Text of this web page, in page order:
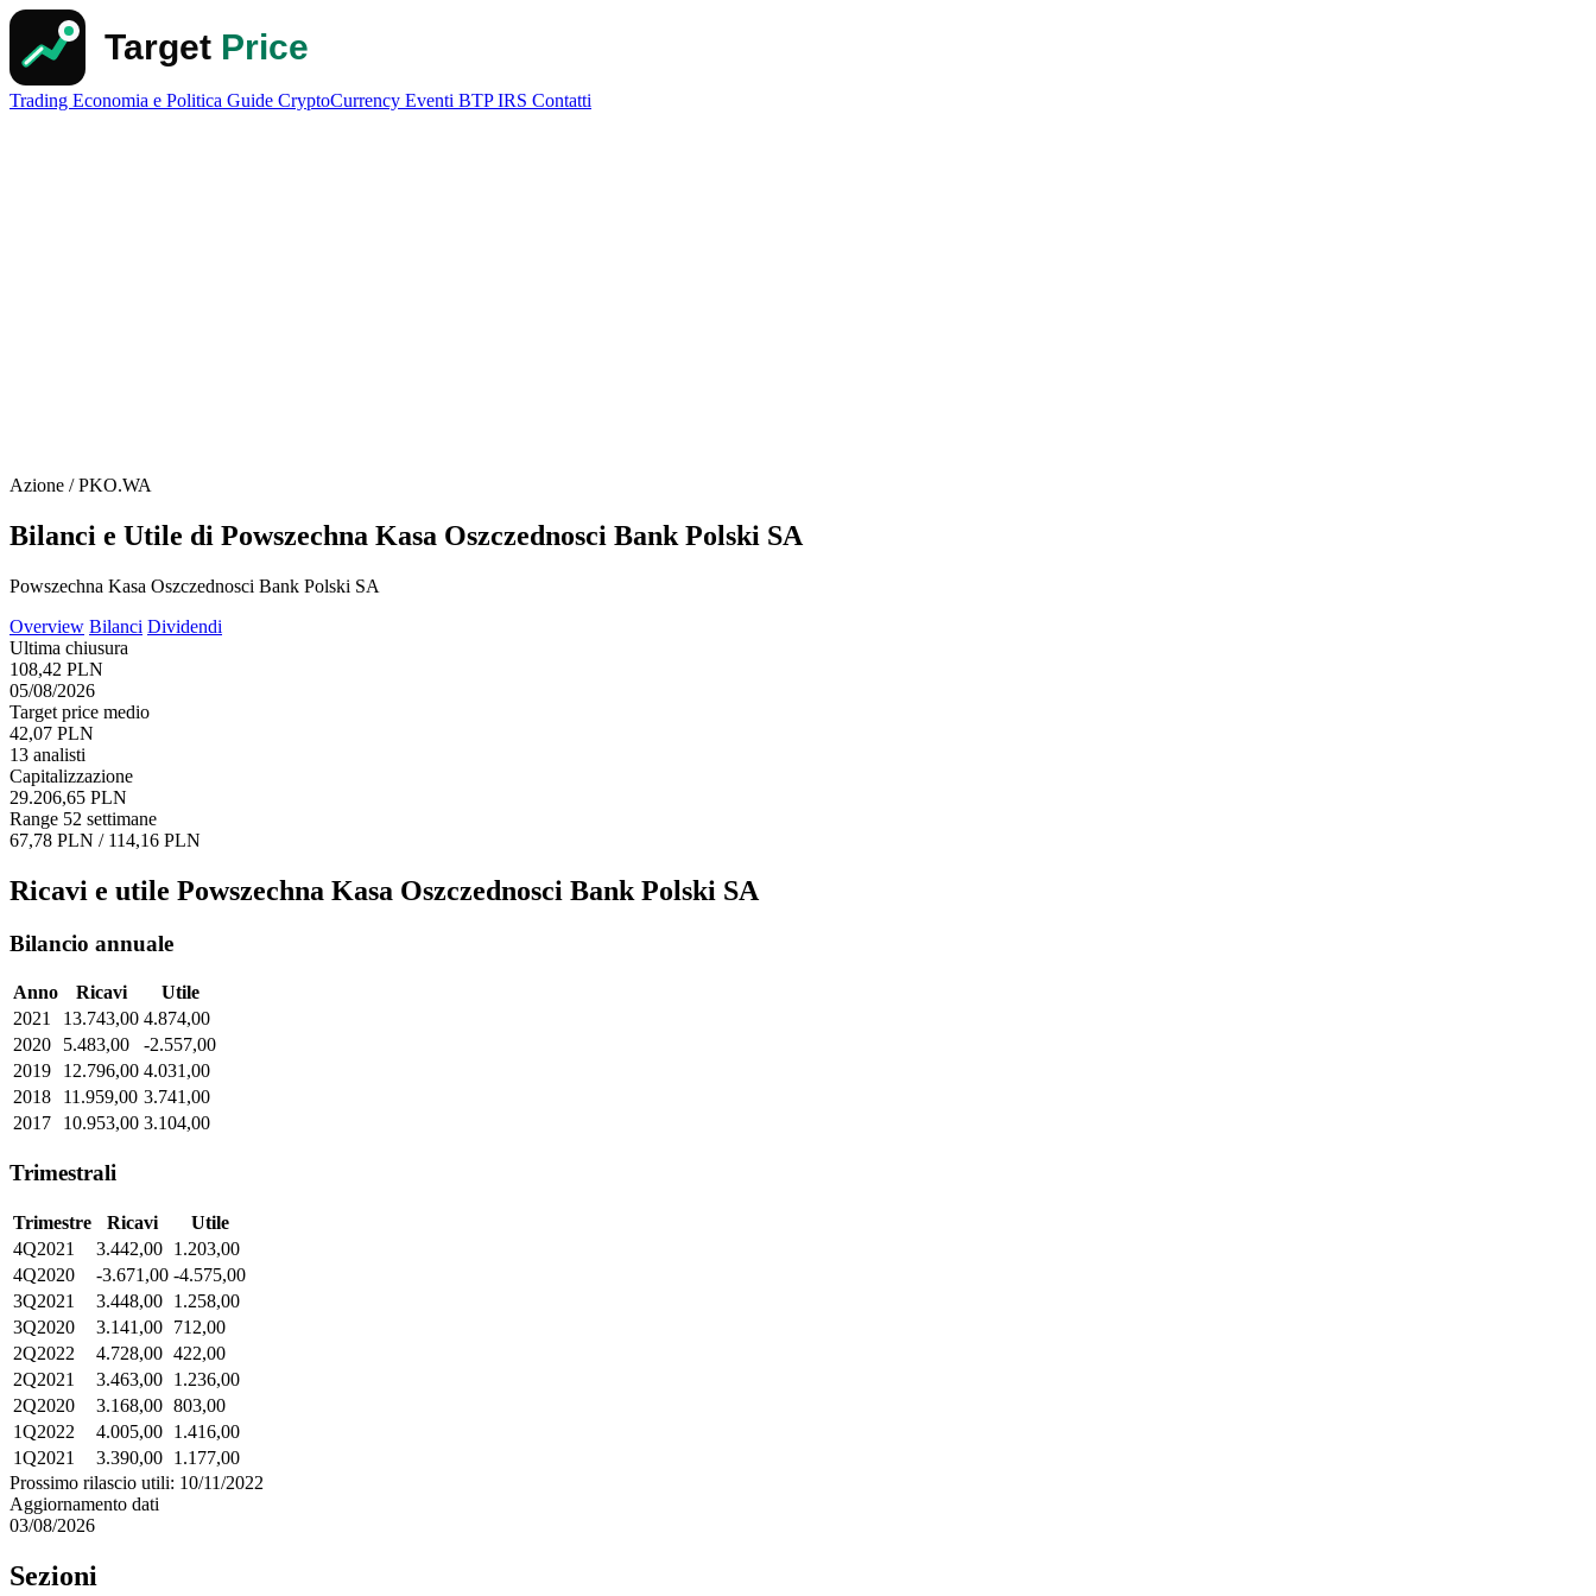
Trading Economia e Politica Guide CryptoCurrency Eventi BTPIRS Contatti
Azione / PKO.WA
Bilanci e Utile di Powszechna Kasa Oszczednosci Bank Polski SA
Powszechna Kasa Oszczednosci Bank Polski SA
Overview Bilanci Dividendi
Ultima chiusura
108,42 PLN
05/08/2026
Target price medio
42,07 PLN
13 analisti
Capitalizzazione
29.206,65 PLN
Range 52 settimane
67,78 PLN / 114,16 PLN
Ricavi e utile Powszechna Kasa Oszczednosci Bank Polski SA
Bilancio annuale
Anno Ricavi
Utile
2021
13.743,00 4.874,00
2020
5.483,00
-2.557,00
2019
12.796,00 4.031,00
2018
11.959,00 3.741,00
2017
10.953,00 3.104,00
Trimestrali
Trimestre Ricavi
Utile
4Q2021
3.442,00 1.203,00
4Q2020
-3.671,00 -4.575,00
3Q2021
3.448,00 1.258,00
3Q2020
3.141,00 712,00
2Q2022
4.728,00 422,00
2Q2021
3.463,00 1.236,00
2Q2020
3.168,00 803,00
1Q2022
4.005,00 1.416,00
1Q2021
3.390,00 1.177,00
Prossimo rilascio utili: 10/11/2022
Aggiornamento dati
03/08/2026
Sezioni